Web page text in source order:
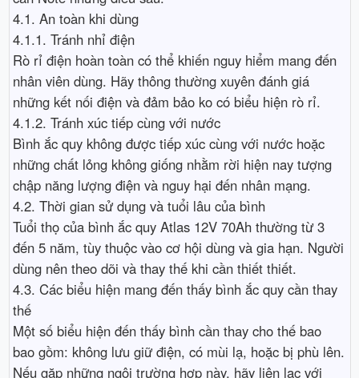
4.1. An toàn khi dùng
4.1.1. Tránh nhỉ điện
Rò rỉ điện hoàn toàn có thể khiến nguy hiểm mang đến
nhân viên dùng. Hãy thông thường xuyên đánh giá
những kết nối điện và đảm bảo ko có biểu hiện rò rỉ.
4.1.2. Tránh xúc tiếp cùng với nước
Bình ắc quy không được tiếp xúc cùng với nước hoặc
những chất lỏng không giống nhằm rời hiện nay tượng
chập năng lượng điện và nguy hại đến nhân mạng.
4.2. Thời gian sử dụng và tuổi lâu của bình
Tuổi thọ của bình ắc quy Atlas 12V 70Ah thường từ 3
đến 5 năm, tùy thuộc vào cơ hội dùng và gia hạn. Người
dùng nên theo dõi và thay thế khi cần thiết thiết.
4.3. Các biểu hiện mang đến thấy bình ắc quy cần thay
thế
Một số biểu hiện đến thấy bình cần thay cho thế bao
bao gồm: không lưu giữ điện, có mùi lạ, hoặc bị phù lên.
Nếu gặp những ngôi trường hợp này, hãy liên lạc với